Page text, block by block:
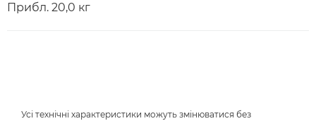
Прибл. 20,0 кг
Усі технічні характеристики можуть змінюватися без